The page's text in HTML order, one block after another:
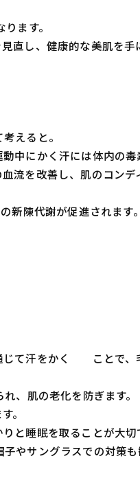
ます。
直し、健康的な美肌を手
えると。
中にかく汗には体内の
流を改善し、肌のコン
新陳代謝が促進されます。
じて汗をかく ことで、
、肌の老化を防ぎます。
。
と睡眠を取ることが大切
やサングラスでの対策も